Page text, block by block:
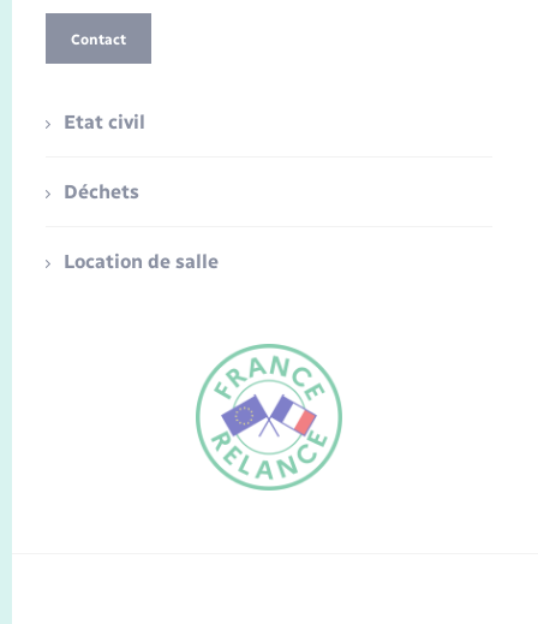
Contact
Etat civil
Déchets
Location de salle